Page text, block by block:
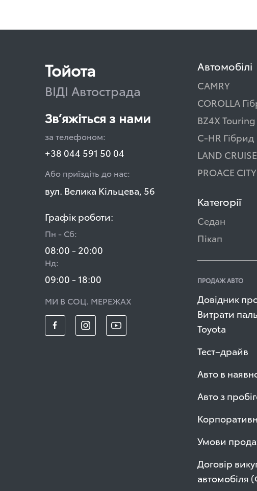
Тойота
ВІДІ Автострада
Зв’яжіться з нами
за телефоном:
+38 044 591 50 04
Або приїздіть до нас:
вул. Велика Кільцева, 56
Графік роботи:
Пн - Сб:
08:00 - 20:00
Нд:
09:00 - 18:00
МИ В СОЦ. МЕРЕЖАХ
Автомобілі
CAMRY
COROLLA
BZ4X Touring
C-HR Гібрид
LAND
PROACE CITY
Категорії
Седан
Пікап
ПРОДАЖ АВТО
Довідник
Витрати
Toyota
Тест–драйв
Авто в
Авто з
Умови
Договір
автомобіля